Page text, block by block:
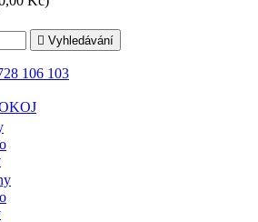
 Vyhledávání
106 103